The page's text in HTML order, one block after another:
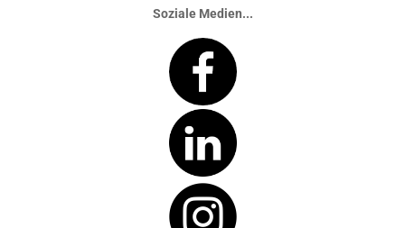
Soziale Medien...